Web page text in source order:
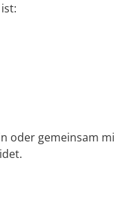
gemeinsam